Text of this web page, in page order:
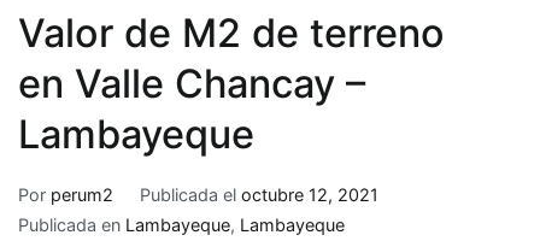
Valor de M2 de terreno
en Valle Chancay –
Lambayeque
Por perum2 Publicada el octubre 12, 2021
Publicada en Lambayeque, Lambayeque